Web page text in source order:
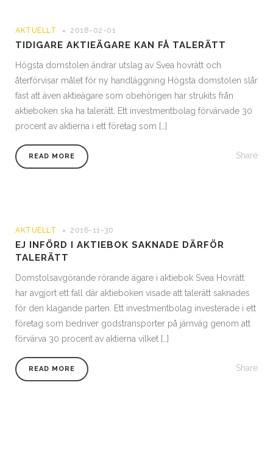
AKTUELLT 2018-02-01
TIDIGARE AKTIEÄGARE KAN FÅ TALERÄTT
Högsta domstolen ändrar utslag av Svea hovrätt och
återförvisar målet för ny handläggning Högsta domstolen slår
fast att även aktieägare som obehörigen har strukits från
aktieboken ska ha talerätt. Ett investmentbolag förvärvade 30
procent av aktierna i ett företag som […]
READ MORE Share
AKTUELLT 2016-11-30
EJ INFÖRD I AKTIEBOK SAKNADE DÄRFÖR
TALERÄTT
Domstolsavgörande rörande ägare i aktiebok Svea Hovrätt
har avgjort ett fall där aktieboken visade att talerätt saknades
för den klagande parten. Ett investmentbolag investerade i ett
företag som bedriver godstransporter på järnväg genom att
förvärva 30 procent av aktierna vilket […]
READ MORE Share